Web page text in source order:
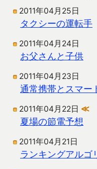
2011年04月25日
タクシーの運転手
2011年04月24日
お父さんと子供
2011年04月23日
通常携帯とスマー
2011年04月22日 ≪
夏場の節電予想
2011年04月21日
ランキングアルゴ